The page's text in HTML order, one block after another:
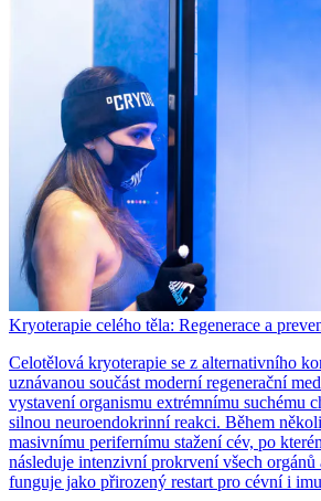
Kryoterapie celého těla: Regenerace a
Celotělová kryoterapie se z alternativního
uznávanou součást moderní regenerační
vystavení organismu extrémnímu suchému
silnou neuroendokrinní reakci. Během
masivnímu perifernímu stažení cév, po
následuje intenzivní prokrvení všech orgánů
funguje jako přirozený restart pro cévní i